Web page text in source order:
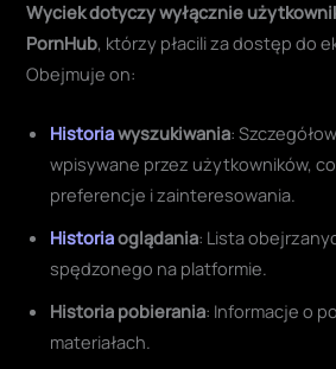
Wyciek dotyczy wyłącznie
PornHub, którzy płacili za dostęp do
Obejmuje on:
Historiawyszukiwania:
wpisywane przez użytkowników,
preferencje i zainteresowania.
Historiaoglądania: Lista
spędzonego na platformie.
Historia pobierania: Informacje o
materiałach.